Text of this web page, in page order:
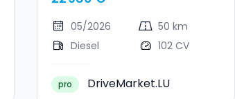
05/2026
50 km
Diesel
102 CV
pro DriveMarket.LU